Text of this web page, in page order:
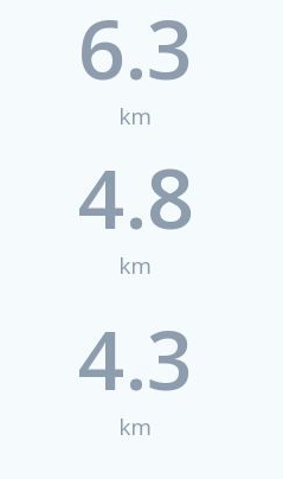
km
6.3
km
4.8
km
4.3